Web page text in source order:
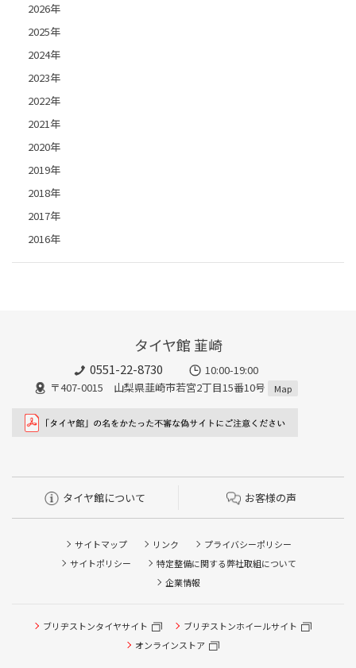
2026年
2025年
2024年
2023年
2022年
2021年
2020年
2019年
2018年
2017年
2016年
タイヤ館 韮崎
0551-22-8730
10:00-19:00
〒407-0015 山梨県韮崎市若宮2丁目15番10号
Map
タイヤ館について お客様の声
サイトマップ リンク
プライバシーポリシー
サイトポリシー
特定整備に関する弊社取組について
企業情報
ブリヂストンタイヤサイト
ブリヂストンホイールサイト
オンラインストア